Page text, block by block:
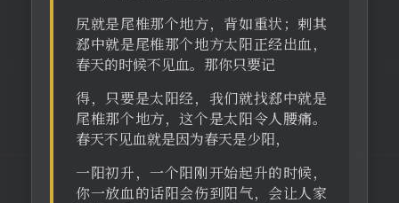
尻就是尾椎那个地方，背如重状；剌其
郄中就是尾椎那个地方太阳正经出血，
春天的时候不见血。那你只要记
得，只要是太阳经，我们就找郄中就是
尾椎那个地方，这个是太阳令人腰痛。
春天不见血就是因为春天是少阳，
一阳初升，一个阳刚开始起升的时候，
你一放血的话阳会伤到阳气，会让人家